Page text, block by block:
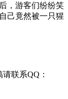
，游客们纷纷笑
己竟然被一只猩
请联系QQ：